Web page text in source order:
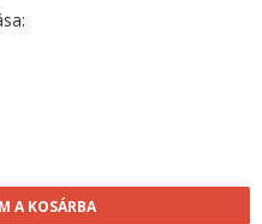
A KOSÁRBA